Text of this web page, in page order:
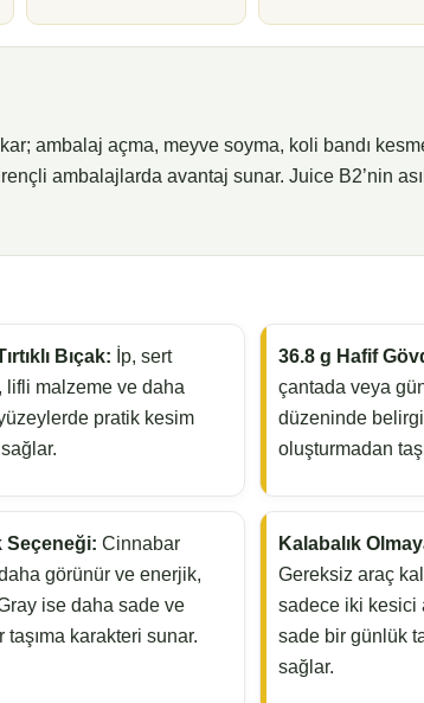
ambalaj açma, meyve soyma, koli bandı
ambalajlarda avantaj sunar. Juice B2’nin
Bıçak: İp, sert
lifli malzeme ve daha
pratik kesim
36.8 g Hafif
çantada veya
düzeninde
oluşturmadan
Seçeneği: Cinnabar
görünür ve enerjik,
ise daha sade ve
taşıma karakteri sunar.
Kalabalık
Gereksiz araç
sadece iki kesici
sade bir günlük
sağlar.